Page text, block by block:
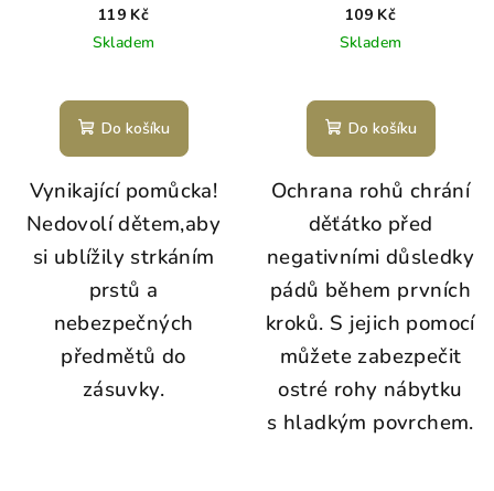
119 Kč
Skladem
Do košíku
Vynikající pomůcka!
Nedovolí dětem,aby
si ublížily strkáním
prstů a
nebezpečných
předmětů do
zásuvky.
109 Kč
Skladem
Do košíku
Ochrana rohů chrání
děťátko před
negativními důsledky
pádů během prvních
kroků. S jejich pomocí
můžete zabezpečit
ostré rohy nábytku
s hladkým povrchem.